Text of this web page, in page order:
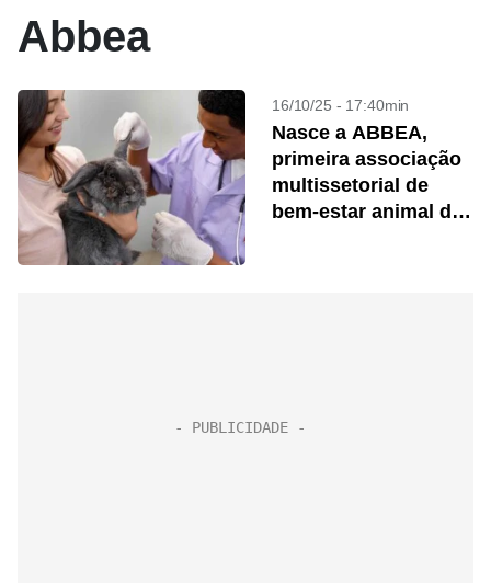
Abbea
16/10/25 - 17:40min
Nasce a ABBEA,
primeira associação
multissetorial de
bem-estar animal do